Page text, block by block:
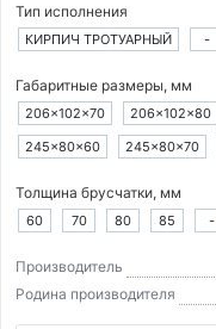
Тип исполнения
КИРПИЧ ТРОТУАРНЫЙ -
Габаритные размеры, мм
206×102×70 206×102×80
245×80×60
245×80×70
Толщина брусчатки, мм
60 70 80 85 -
Производитель
Родина производителя